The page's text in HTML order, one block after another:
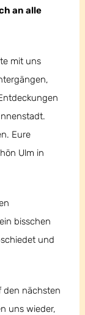
an alle
mit uns
Eure
Ulm in
bisschen
und
den nächsten
uns wieder,